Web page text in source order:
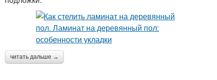
читать дальше →